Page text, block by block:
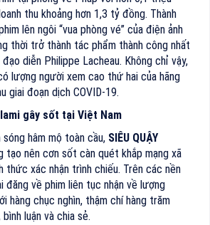
thu khoảng hơn 1,3 tỷ đồng. Thành
lên ngôi “vua phòng vé” của điện ảnh
thời trở thành tác phẩm thành công nhất
diễn Philippe Lacheau. Không chỉ vậy,
lượng người xem cao thứ hai của hãng
giai đoạn dịch COVID-19.
gây sốt tại Việt Nam
sóng hâm mộ toàn cầu, SIÊU QUẬY
tạo nên cơn sốt càn quét khắp mạng xã
thức xác nhận trình chiếu. Trên các nền
đăng về phim liên tục nhận về lượng
hàng chục nghìn, thậm chí hàng trăm
luận và chia sẻ.